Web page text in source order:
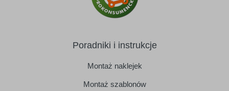
Poradniki i instrukcje
Montaż naklejek
Montaż szablonów